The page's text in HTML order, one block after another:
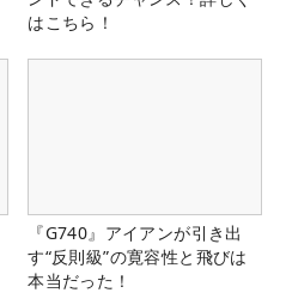
はこちら！
『G740』アイアンが引き出
す“反則級”の寛容性と飛びは
本当だった！